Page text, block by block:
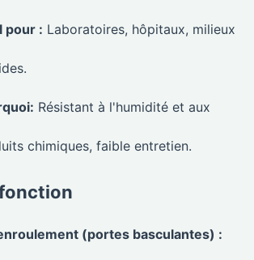
pour : Laboratoires, hôpitaux, milieux
Résistant à l'humidité et aux
chimiques, faible entretien.
(portes basculantes) :